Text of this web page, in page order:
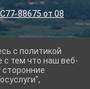
88675 от 08
с политикой
с тем что наш веб-
сторонние